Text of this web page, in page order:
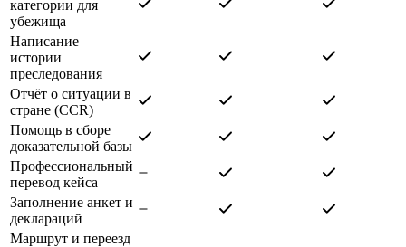
категории для
убежища
Написание
истории
преследования
Отчёт о ситуации в
стране (CCR)
Помощь в сборе
доказательной базы
Профессиональный
перевод кейса
Заполнение анкет и
деклараций
Маршрут и переезд